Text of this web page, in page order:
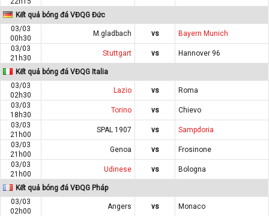
Kết quả bóng đá VĐQG Đức
03/03
00h30
M.gladbach vs
Bayern Munich
03/03
21h30
Stuttgart vs Hannover 96
Kết quả bóng đá VĐQG Italia
03/03
02h30
Lazio vs
Roma
03/03
18h30
Torino vs
Chievo
03/03
21h00
SPAL 1907 vs
Sampdoria
03/03
21h00
Genoa vs
Frosinone
03/03
21h00
Udinese vs Bologna
Kết quả bóng đá VĐQG Pháp
03/03
02h00
Angers vs
Monaco